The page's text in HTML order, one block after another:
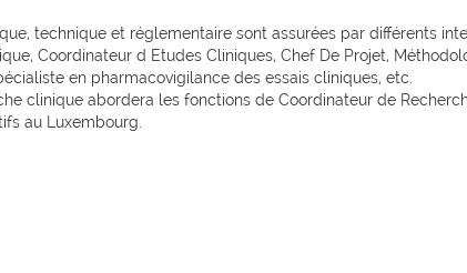
technique et réglementaire sont assurées par différents
Coordinateur d Etudes Cliniques, Chef De Projet,
en pharmacovigilance des essais cliniques, etc.
clinique abordera les fonctions de Coordinateur de
au Luxembourg.